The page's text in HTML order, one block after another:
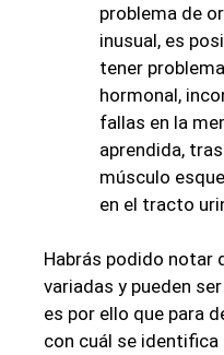
problema de
inusual, es
tener
hormonal,
fallas en la
aprendida,
músculo
en el tracto
Habrás podido notar
variadas y pueden
es por ello que para
con cuál se